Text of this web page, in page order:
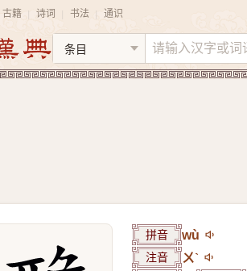
古籍 诗词 书法 通识
拼音 wù
注音 ㄨˋ